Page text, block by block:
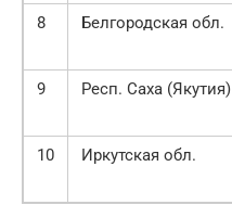
8 Белгородская обл.
9 Респ. Саха (Якутия)
10 Иркутская обл.